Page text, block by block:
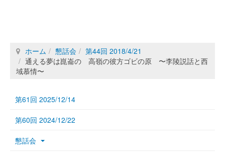
ホーム 懇話会
第44回 2018/4/21
通える夢は崑崙の 高嶺の彼方ゴビの原 〜李陵説話と西
域慕情〜
第61回 2025/12/14
第60回 2024/12/22
懇話会